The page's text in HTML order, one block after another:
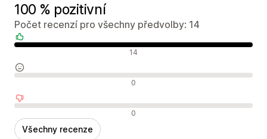
100 % pozitivní
Počet recenzí pro všechny předvolby: 14
Pozitivní recenze 14
Neutrální recenze 0
Negativní recenze 0
Všechny recenze